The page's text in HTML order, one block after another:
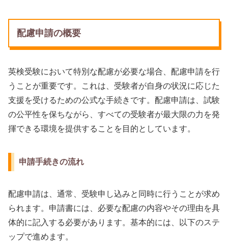
配慮申請の概要
英検受験において特別な配慮が必要な場合、配慮申請を行
うことが重要です。これは、受験者が自身の状況に応じた
支援を受けるための公式な手続きです。配慮申請は、試験
の公平性を保ちながら、すべての受験者が最大限の力を発
揮できる環境を提供することを目的としています。
申請手続きの流れ
配慮申請は、通常、受験申し込みと同時に行うことが求め
られます。申請書には、必要な配慮の内容やその理由を具
体的に記入する必要があります。基本的には、以下のステ
ップで進めます。